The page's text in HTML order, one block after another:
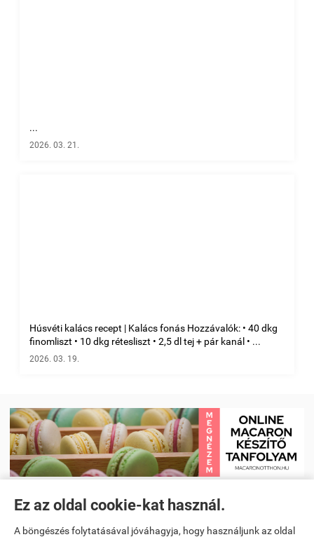
Ez az oldal cookie-kat használ.
A böngészés folytatásával jóváhagyja, hogy használjunk az oldal
...
2026. 03. 21.
Húsvéti kalács recept | Kalács fonás Hozzávalók: • 40 dkg
finomliszt • 10 dkg rétesliszt • 2,5 dl tej + pár kanál • ...
2026. 03. 19.
Receptkönyv e-book és Étrendtervező app|Kezdőlap
Videó receptek megtekintése|Macaron tanfolyam|